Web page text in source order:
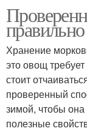
Хранение
это овощ
стоит
проверенный
зимой, чтобы она
полезные